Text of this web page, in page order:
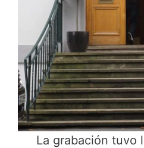
La grabación tuvo